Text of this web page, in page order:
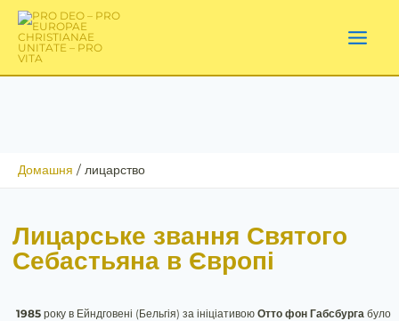
вмісту
Домашня лицарство
Лицарське звання Святого
Себастьяна в Європі
1985року в Ейндговені (Бельгія) за ініціативою Отто фон Габсбургабуло